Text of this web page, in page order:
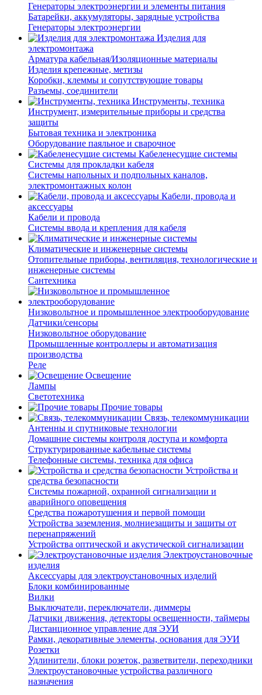
Генераторы электроэнергии и элементы питания
Батарейки, аккумуляторы, зарядные устройства
Генераторы электроэнергии
Изделия для
электромонтажа
Арматура кабельная/Изоляционные материалы
Изделия крепежные, метизы
Коробки, клеммы и сопутствующие товары
Разъемы, соединители
Инструменты, техника
Инструмент, измерительные приборы и средства
защиты
Бытовая техника и электроника
Оборудование паяльное и сварочное
Кабеленесущие системы
Системы для прокладки кабеля
Системы напольных и подпольных каналов,
электромонтажных колон
Кабели, провода и
аксессуары
Кабели и провода
Системы ввода и крепления для кабеля
Климатические и инженерные системы
Отопительные приборы, вентиляция, технологические и
инженерные системы
Сантехника
Низковольтное и промышленное электрооборудование
Датчики/сенсоры
Низковольтное оборудование
Промышленные контроллеры и автоматизация
производства
Реле
Освещение
Лампы
Светотехника
Прочие товары
Связь, телекоммуникации
Антенны и спутниковые технологии
Домашние системы контроля доступа и комфорта
Структурированные кабельные системы
Телефонные системы, техника для офиса
Устройства и
средства безопасности
Системы пожарной, охранной сигнализации и
аварийного оповещения
Средства пожаротушения и первой помощи
Устройства заземления, молниезащиты и защиты от
перенапряжений
Устройства оптической и акустической сигнализации
Электроустановочные
изделия
Аксессуары для электроустановочных изделий
Блоки комбинированные
Вилки
Выключатели, переключатели, диммеры
Датчики движения, детекторы освещенности, таймеры
Дистанционное управление для ЭУИ
Рамки, декоративные элементы, основания для ЭУИ
Розетки
Удлинители, блоки розеток, разветвители, переходники
Электроустановочные устройства различного
назначения